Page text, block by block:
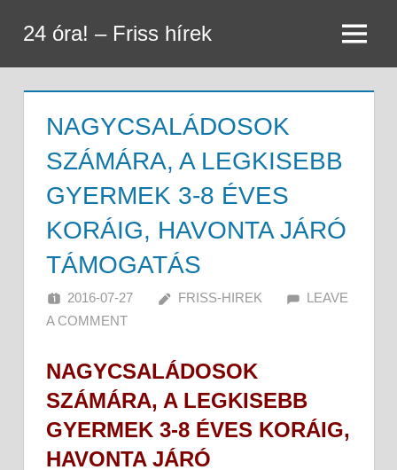
content
24 óra! – Friss hírek Menu
NAGYCSALÁDOSOK
SZÁMÁRA, A LEGKISEBB
GYERMEK 3-8 ÉVES
KORÁIG, HAVONTA JÁRÓ
TÁMOGATÁS
2016-07-27 FRISS-HIREK
LEAVE
A COMMENT
NAGYCSALÁDOSOK
SZÁMÁRA, A LEGKISEBB
GYERMEK 3-8 ÉVES KORÁIG,
HAVONTA JÁRÓ